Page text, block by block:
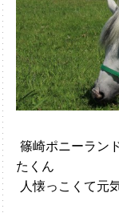
篠崎ポニーラン
たくん
人懐っこくて元